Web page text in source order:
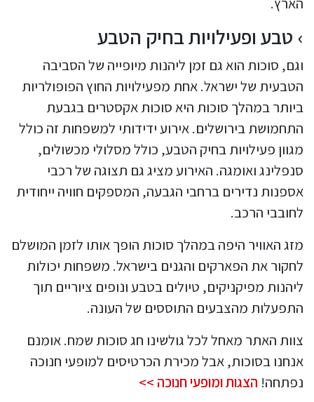
טבע ופעילויות בחיק הטבע
וגם, סוכות הוא גם זמן ליהנות מיופייה של הסביבה
הטבעית של ישראל. אחת מפעילויות החוץ הפופולריות
ביותר במהלך סוכות היא סוכות אקסטרים בגבעת
התחמושת בירושלים. אירוע ידידותי למשפחות זה כולל
מגוון פעילויות בחיק הטבע, כולל מסלולי מכשולים,
סנפלינג ואומגה. האירוע מציג גם תצוגה של רכבי
אספנות נדירים ברחבי הגבעה, המספקים חוויה ייחודית
לחובבי הרכב.
מזג האוויר היפה במהלך סוכות הופך אותו לזמן המושלם
לחקור את הפארקים והגנים בישראל. משפחות יכולות
ליהנות מפיקניקים, טיולים בטבע ונופים ציוריים תוך
התפעלות מהצבעים התוססים של העונה.
צוות האתר מאחל לכל גולשינו חג סוכות שמח. אומנם
אנחנו בסוכות, אבל מכירת הכרטיסים למופעי חנוכה
נפתחה! הצגות ומופעי חנוכה >>